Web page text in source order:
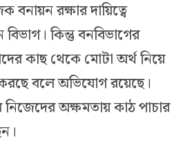
বনায়ন রক্ষার দায়িত্বে
কিন্তু বনবিভাগের
কাছ থেকে মোটা অর্থ নিয়ে
করছে বলে অভিযোগ রয়েছে।
অক্ষমতায় কাঠ পাচার